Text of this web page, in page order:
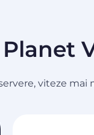
viteze mai